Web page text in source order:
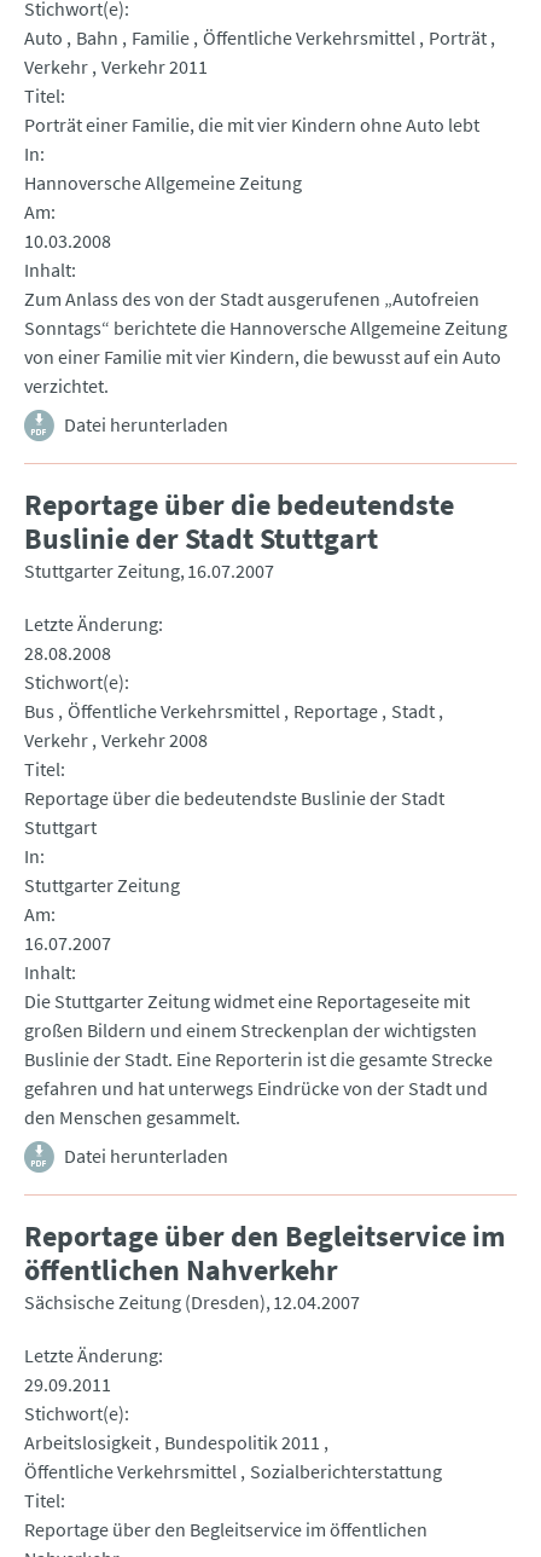
Stichwort(e)
Auto
Bahn Familie Öffentliche Verkehrsmittel Porträt
Verkehr Verkehr 2011
Titel
Porträt einer Familie, die mit vier Kindern ohne Auto lebt
In
Hannoversche Allgemeine Zeitung
Am
10.03.2008
Inhalt
Zum Anlass des von der Stadt ausgerufenen „Autofreien
Sonntags“ berichtete die Hannoversche Allgemeine Zeitung
von einer Familie mit vier Kindern, die bewusst auf ein Auto
verzichtet.
Datei herunterladen
Reportage über die bedeutendste
Buslinie der Stadt Stuttgart
Stuttgarter Zeitung 16.07.2007
Letzte Änderung
28.08.2008
Stichwort(e)
Bus Öffentliche Verkehrsmittel Reportage Stadt
Verkehr Verkehr 2008
Titel
Reportage über die bedeutendste Buslinie der Stadt
Stuttgart
In
Stuttgarter Zeitung
Am
16.07.2007
Inhalt
Die Stuttgarter Zeitung widmet eine Reportageseite mit
großen Bildern und einem Streckenplan der wichtigsten
Buslinie der Stadt. Eine Reporterin ist die gesamte Strecke
gefahren und hat unterwegs Eindrücke von der Stadt und
den Menschen gesammelt.
Datei herunterladen
Reportage über den Begleitservice im
öffentlichen Nahverkehr
Sächsische Zeitung (Dresden) 12.04.2007
Letzte Änderung
29.09.2011
Stichwort(e)
Arbeitslosigkeit Bundespolitik 2011
Öffentliche Verkehrsmittel Sozialberichterstattung
Titel
Reportage über den Begleitservice im öffentlichen